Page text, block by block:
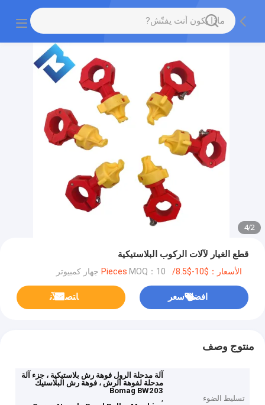
2
/
4
قطع الغيار لآلات الركوب البلاستيكية
الأسعار：$10-$8.5/Pieces MOQ：10 جهاز كمبيوتر
افضل سعر ﺎﺘﺼﻟ ﺍﻶﻧ
منتوج وصف
تسليط الضوء
آلة مدحلة الرول فوهة رش بلاستيكية ، جزء آلة
مدحلة لفوهة الرش ، فوهة رش البلاستيك
Bomag BW203
,